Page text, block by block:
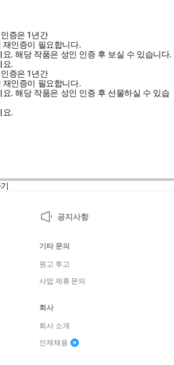
증은 1년간
인증이 필요합니다.
요.해당 작품은 성인 인증 후 보실 수 있습니다.
요.
증은 1년간
인증이 필요합니다.
요.해당 작품은 성인 인증 후 선물하실 수 있습
요.
공지사항
기타 문의
원고 투고
사업 제휴 문의
회사
회사 소개
인재채용